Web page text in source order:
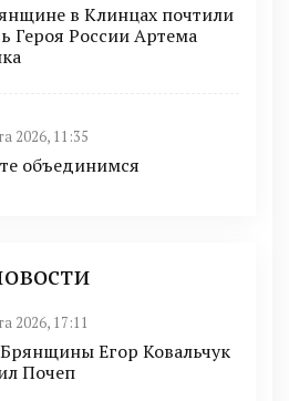
в Клинцах почтили
Героя России Артема
2026, 11:35
объединимся
2026, 17:11
Брянщины Егор Ковальчук
Почеп